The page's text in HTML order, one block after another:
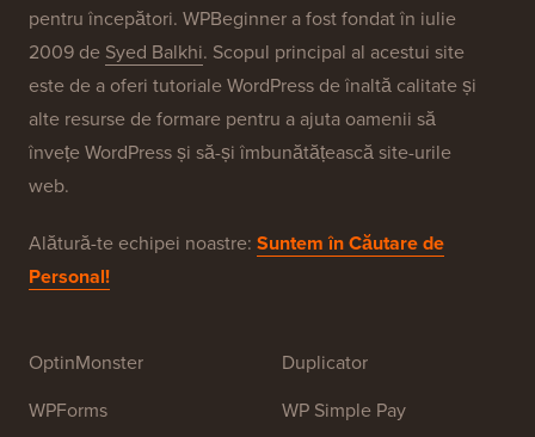
pentru începători. WPBeginner a fost fondat în iulie
2009 de Syed Balkhi. Scopul principal al acestui site
este de a oferi tutoriale WordPress de înaltă calitate și
alte resurse de formare pentru a ajuta oamenii să
învețe WordPress și să-și îmbunătățească site-urile
web.
Alătură-te echipei noastre: Suntem în Căutare de
Personal!
OptinMonster
WPForms
Duplicator
WP Simple Pay